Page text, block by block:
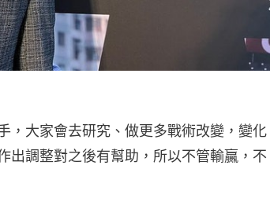
滿貫賽奪金，他表示主要目的是參賽選手
熟悉他們的打法並累積經驗。